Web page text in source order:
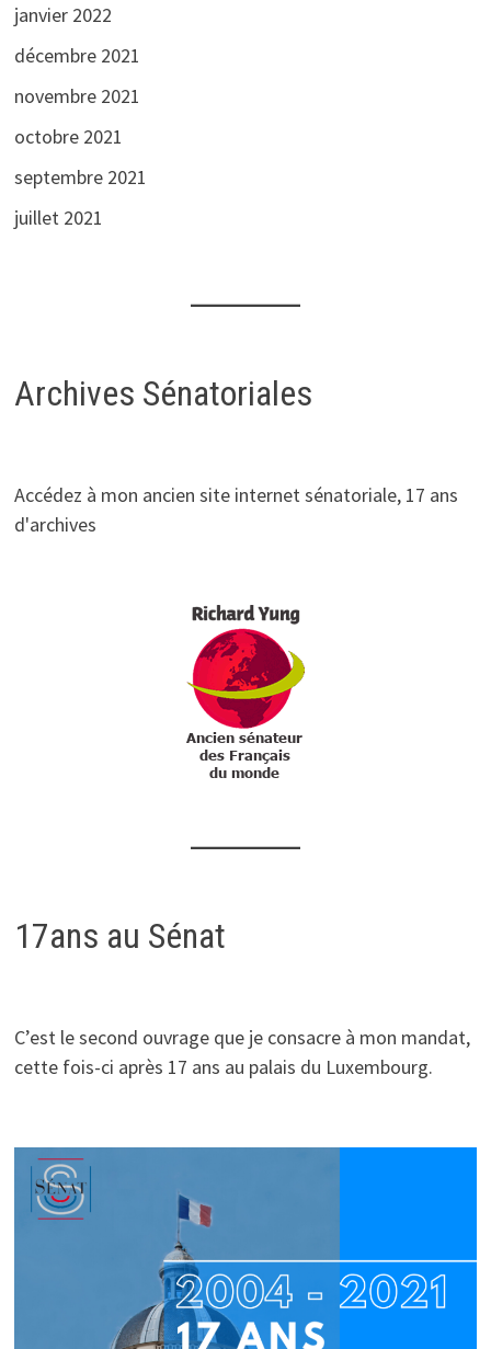
janvier 2022
décembre 2021
novembre 2021
octobre 2021
septembre 2021
juillet 2021
Archives Sénatoriales
Accédez à mon ancien site internet sénatoriale, 17 ans
d'archives
17ans au Sénat
C’est le second ouvrage que je consacre à mon mandat,
cette fois-ci après 17 ans au palais du Luxembourg.